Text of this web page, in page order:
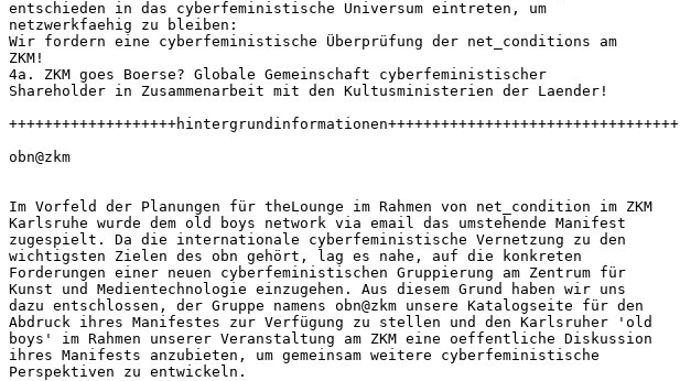
entschieden in das cyberfeministische Universum eintreten, um
netzwerkfaehig zu bleiben:
Wir fordern eine cyberfeministische Überprüfung der net_conditions am
ZKM!
4a. ZKM goes Boerse? Globale Gemeinschaft cyberfeministischer
Shareholder in Zusammenarbeit mit den Kultusministerien der Laender!
+++++++++++++++++++hintergrundinformationen+++++++++++++++++++++++++++++++++
obn@zkm
Im Vorfeld der Planungen für theLounge im Rahmen von net_condition im ZKM
Karlsruhe wurde dem old boys network via email das umstehende Manifest
zugespielt. Da die internationale cyberfeministische Vernetzung zu den
wichtigsten Zielen des obn gehört, lag es nahe, auf die konkreten
Forderungen einer neuen cyberfeministischen Gruppierung am Zentrum für
Kunst und Medientechnologie einzugehen. Aus diesem Grund haben wir uns
dazu entschlossen, der Gruppe namens obn@zkm unsere Katalogseite für den
Abdruck ihres Manifestes zur Verfügung zu stellen und den Karlsruher 'old
boys' im Rahmen unserer Veranstaltung am ZKM eine oeffentliche Diskussion
ihres Manifests anzubieten, um gemeinsam weitere cyberfeministische
Perspektiven zu entwickeln.